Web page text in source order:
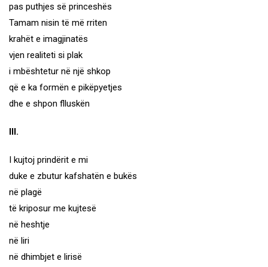
pas puthjes së princeshës
Tamam nisin të më rriten
krahët e imagjinatës
vjen realiteti si plak
i mbështetur në një shkop
që e ka formën e pikëpyetjes
dhe e shpon flluskën
III.
I kujtoj prindërit e mi
duke e zbutur kafshatën e bukës
në plagë
të kriposur me kujtesë
në heshtje
në liri
në dhimbjet e lirisë